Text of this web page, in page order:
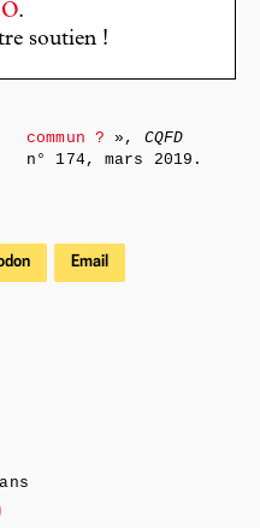
.
soutien !
commun ? », CQFD
n° 174, mars 2019.
Email